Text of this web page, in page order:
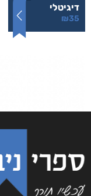
דיגיטלי
₪35